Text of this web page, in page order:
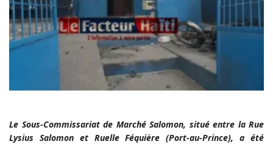
Le Sous-Commissariat de Marché Salomon, situé entre la Rue
Lysius Salomon et Ruelle Féquière (Port-au-Prince), a été